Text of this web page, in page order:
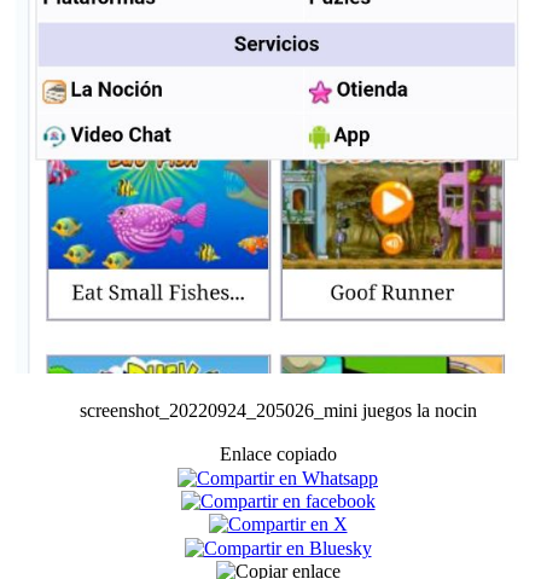
screenshot_20220924_205026_mini juegos la nocin
Enlace copiado